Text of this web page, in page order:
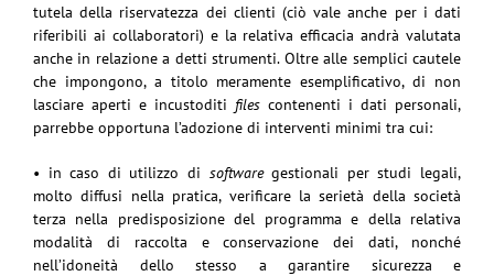
tutela della riservatezza dei clienti (ciò vale anche per i dati
riferibili ai collaboratori) e la relativa efficacia andrà valutata
anche in relazione a detti strumenti. Oltre alle semplici cautele
che impongono, a titolo meramente esemplificativo, di non
lasciare aperti e incustoditi files contenenti i dati personali,
parrebbe opportuna l’adozione di interventi minimi tra cui:
• in caso di utilizzo di softwaregestionali per studi legali,
molto diffusi nella pratica, verificare la serietà della società
terza nella predisposizione del programma e della relativa
modalità di raccolta e conservazione dei dati, nonché
nell’idoneità dello stesso a garantire sicurezza e